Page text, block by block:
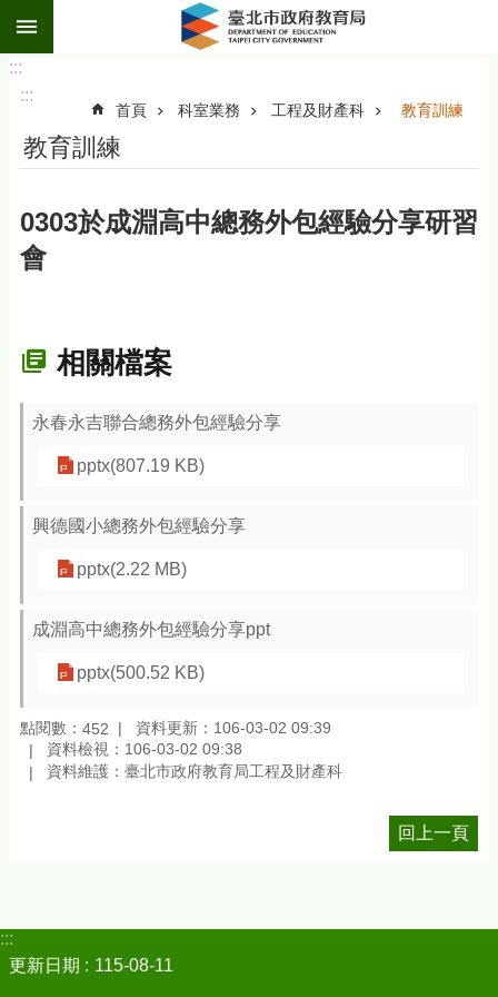
跳到主要內容區塊
:::
:::
首頁 科室業務 工程及財產科 教育訓練
教育訓練
0303於成淵高中總務外包經驗分享研習
會
相關檔案
永春永吉聯合總務外包經驗分享
pptx(807.19 KB)
興德國小總務外包經驗分享
pptx(2.22 MB)
成淵高中總務外包經驗分享ppt
pptx(500.52 KB)
點閱數： 452
資料更新：106-03-02 09:39
資料檢視：106-03-02 09:38
資料維護：臺北市政府教育局工程及財產科
回上一頁
:::
更新日期
115-08-11